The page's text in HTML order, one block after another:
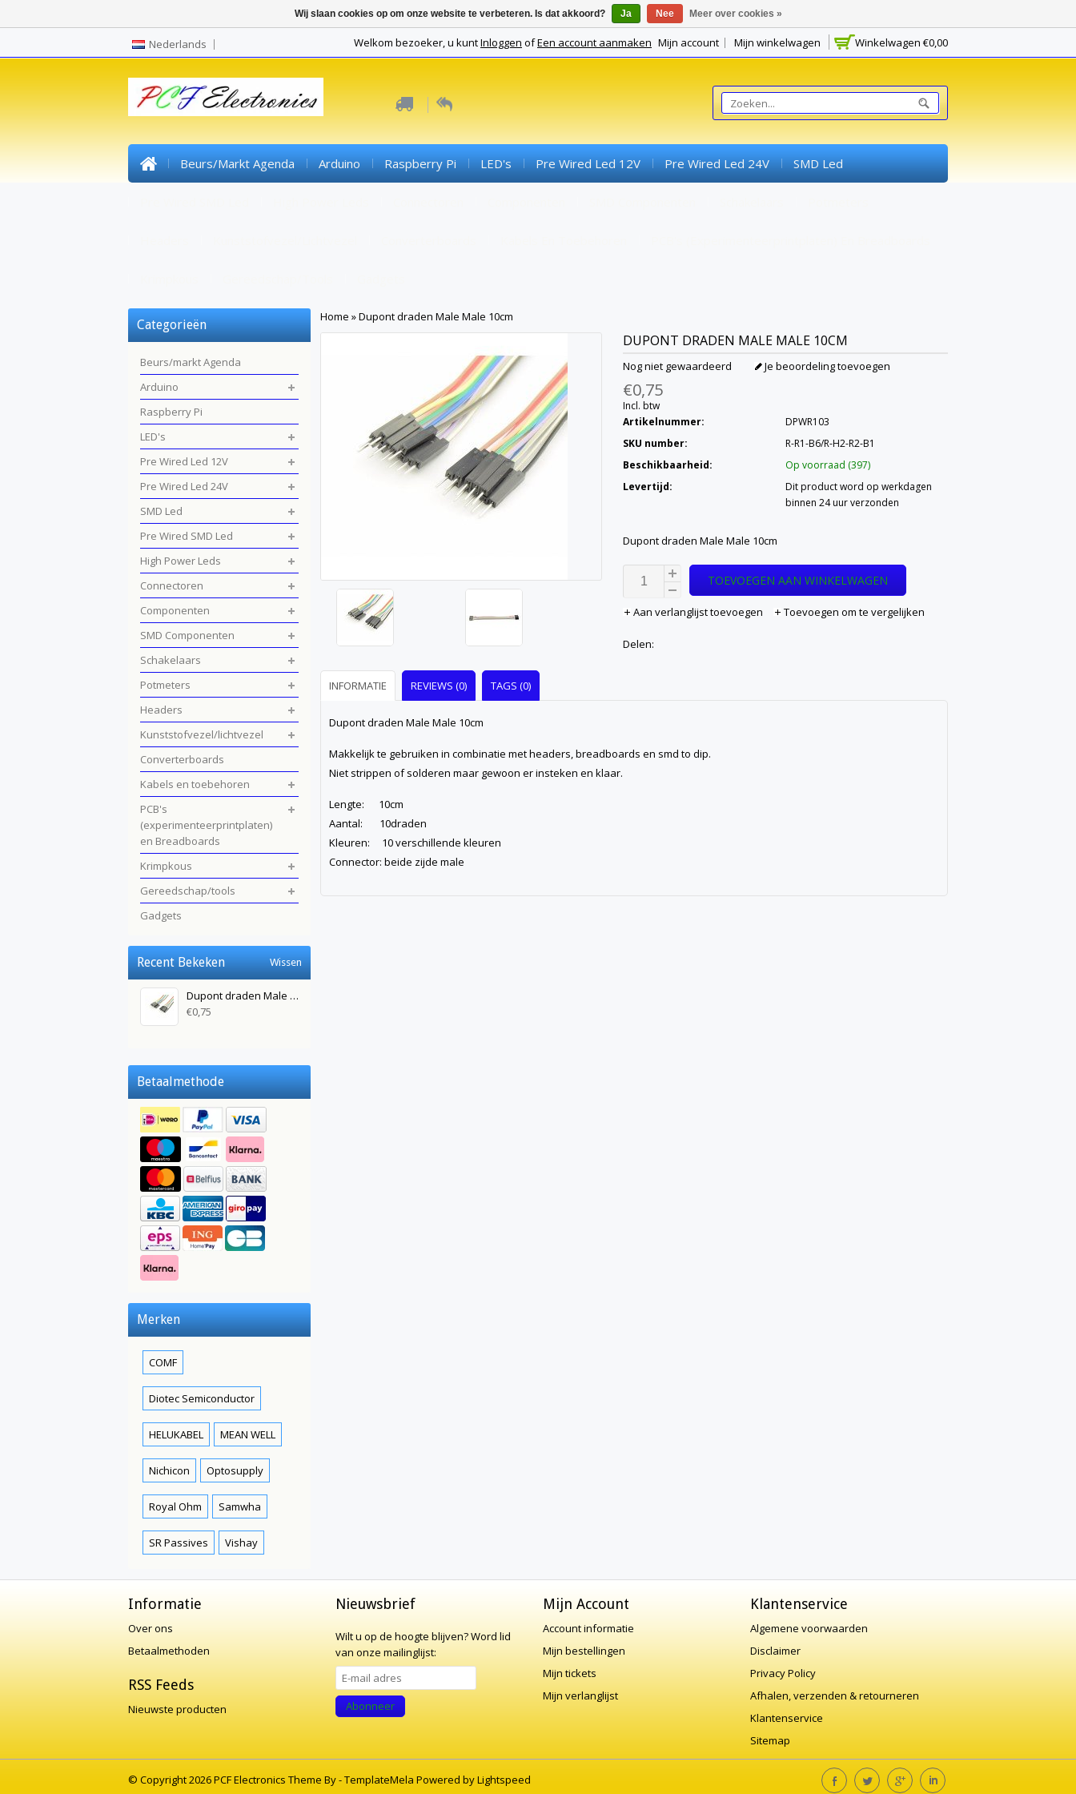
Nederlands Winkelwagen €0,00
Welkom bezoeker, u kuntInloggen ofEen account aanmaken Mijn account Mijn winkelwagen
Beurs/markt Agenda Arduino Raspberry Pi LED's Pre Wired Led 12V Pre Wired Led 24V SMD Led
Home »Dupont draden Male Male 10cm
DUPONT DRADEN MALE MALE 10CM
Nog niet gewaardeerd Je beoordeling toevoegen
€0,75
Incl. btw
Artikelnummer:
DPWR103
SKU number:
R-R1-B6/R-H2-R2-B1
Beschikbaarheid:
Op voorraad (397)
Levertijd:
Dit product word op werkdagen
binnen 24 uur verzonden
Dupont draden Male Male 10cm
TOEVOEGEN AAN WINKELWAGEN
Aan verlanglijst toevoegen Toevoegen om te vergelijken
Delen:
INFORMATIE REVIEWS (0) TAGS (0)
Dupont draden Male Male 10cm
Makkelijk te gebruiken in combinatie met headers, breadboards en smd to dip.
Niet strippen of solderen maar gewoon er insteken en klaar.
Lengte: 10cm
Aantal: 10draden
Kleuren: 10 verschillende kleuren
Connector: beide zijde male
Categorieën
Beurs/markt Agenda
Arduino
Raspberry Pi
LED's
Pre Wired Led 12V
Pre Wired Led 24V
SMD Led
Pre Wired SMD Led
High Power Leds
Connectoren
Componenten
SMD Componenten
Schakelaars
Potmeters
Headers
Kunststofvezel/lichtvezel
Converterboards
Kabels en toebehoren
PCB's
(experimenteerprintplaten)
en Breadboards
Krimpkous
Gereedschap/tools
Gadgets
Recent Bekeken Wissen
Dupont draden Male Male 10cm
€0,75
Betaalmethode
Merken
COMF
Diotec Semiconductor
HELUKABEL MEAN WELL
Nichicon Optosupply
Royal Ohm Samwha
SR Passives Vishay
Informatie
Over ons
Betaalmethoden
RSS Feeds
Nieuwste producten
Nieuwsbrief
Wilt u op de hoogte blijven?Word lid
van onze mailinglijst:
Abonneer
Mijn Account
Account informatie
Mijn bestellingen
Mijn tickets
Mijn verlanglijst
Klantenservice
Algemene voorwaarden
Disclaimer
Privacy Policy
Afhalen, verzenden & retourneren
Klantenservice
Sitemap
© Copyright 2026 PCF Electronics Theme By -TemplateMela Powered byLightspeed
Wij slaan cookies op om onze website te verbeteren. Is dat akkoord? Ja Nee Meer over cookies »